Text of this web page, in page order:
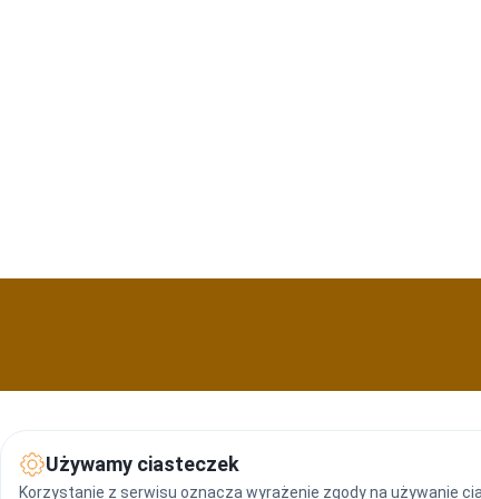
Używamy ciasteczek
Korzystanie z serwisu oznacza wyrażenie zgody na używanie